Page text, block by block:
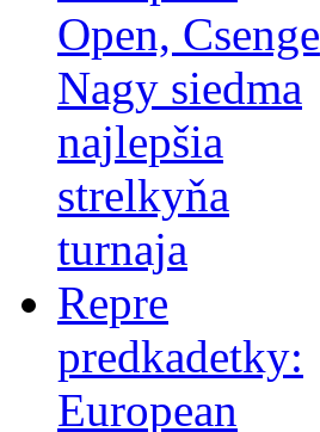
Open, Csenge
Nagy siedma
najlepšia
strelkyňa
turnaja
Repre
predkadetky:
European